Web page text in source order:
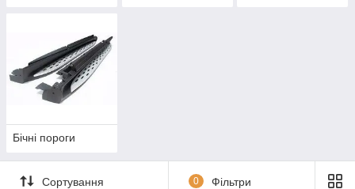
Бічні пороги
Сортування 0 Фільтри